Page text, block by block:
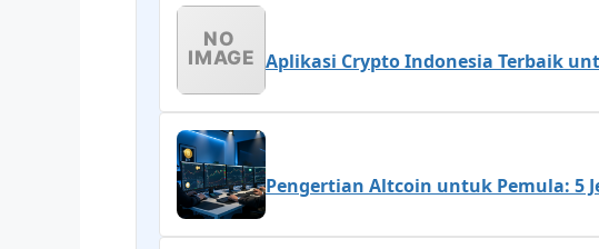
Aplikasi Crypto Indonesia Terbaik
Pengertian Altcoin untuk Pemula: 5